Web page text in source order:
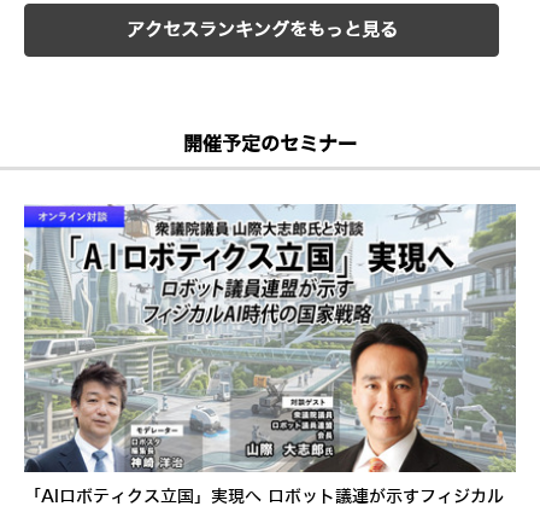
アクセスランキングをもっと見る
開催予定のセミナー
「AIロボティクス立国」実現へ ロボット議連が示すフィジカル